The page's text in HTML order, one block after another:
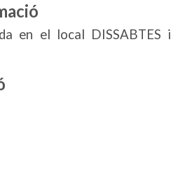
en el local DISSABTES i